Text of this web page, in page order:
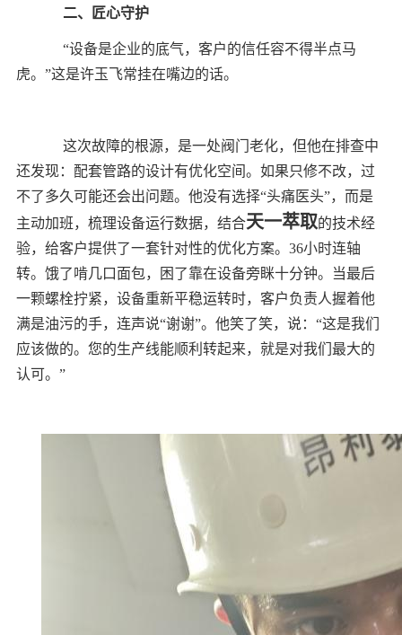
二、匠心守护
“设备是企业的底气，客户的信任容不得半点马
虎。”这是许玉飞常挂在嘴边的话。
这次故障的根源，是一处阀门老化，但他在排查中
还发现：配套管路的设计有优化空间。如果只修不改，过
不了多久可能还会出问题。他没有选择“头痛医头”，而是
主动加班，梳理设备运行数据，结合天一萃取的技术经
验，给客户提供了一套针对性的优化方案。 36小时连轴
转。饿了啃几口面包，困了靠在设备旁眯十分钟。当最后
一颗螺栓拧紧，设备重新平稳运转时，客户负责人握着他
满是油污的手，连声说“谢谢”。 他笑了笑，说：“这是我们
应该做的。您的生产线能顺利转起来，就是对我们最大的
认可。”